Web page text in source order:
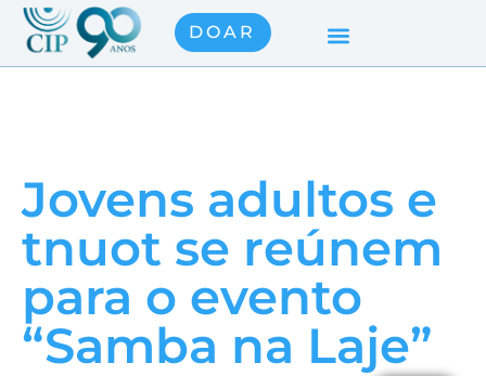
DOAR
Jovens adultos e
tnuot se reúnem
para o evento
“Samba na Laje”